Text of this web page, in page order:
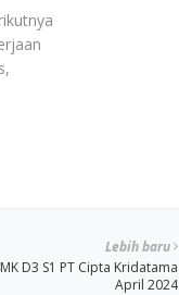
Lebih baru
D3 S1 PT Cipta Kridatama
April 2024